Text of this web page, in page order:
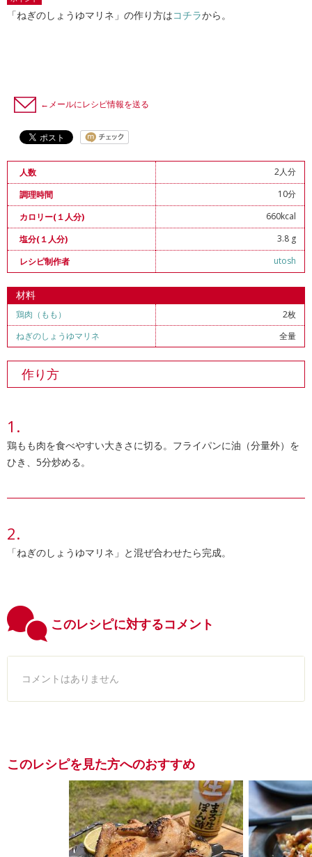
「ねぎのしょうゆマリネ」の作り方はコチラから。
←メールにレシピ情報を送る
人数
2人分
調理時間
10分
カロリー(１人分)
660kcal
塩分(１人分)
3.8 g
レシピ制作者
utosh
材料
鶏肉（もも）
2枚
ねぎのしょうゆマリネ
全量
作り方
鶏もも肉を食べやすい大きさに切る。フライパンに油（分量外）を
ひき、5分炒める。
「ねぎのしょうゆマリネ」と混ぜ合わせたら完成。
このレシピに対するコメント
コメントはありません
このレシピを見た方へのおすすめ